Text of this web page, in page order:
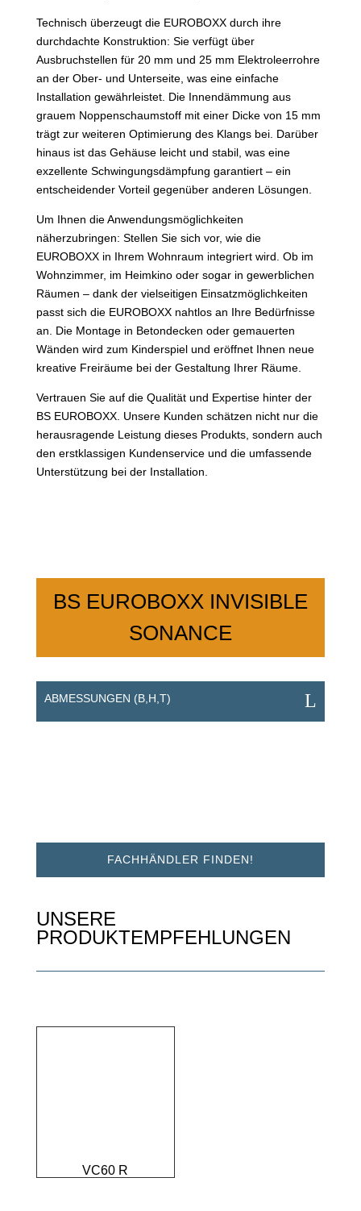
Technisch überzeugt die EUROBOXX durch ihre
durchdachte Konstruktion: Sie verfügt über
Ausbruchstellen für 20 mm und 25 mm Elektroleerrohre
an der Ober- und Unterseite, was eine einfache
Installation gewährleistet. Die Innendämmung aus
grauem Noppenschaumstoff mit einer Dicke von 15 mm
trägt zur weiteren Optimierung des Klangs bei. Darüber
hinaus ist das Gehäuse leicht und stabil, was eine
exzellente Schwingungsdämpfung garantiert – ein
entscheidender Vorteil gegenüber anderen Lösungen.
Um Ihnen die Anwendungsmöglichkeiten
näherzubringen: Stellen Sie sich vor, wie die
EUROBOXX in Ihrem Wohnraum integriert wird. Ob im
Wohnzimmer, im Heimkino oder sogar in gewerblichen
Räumen – dank der vielseitigen Einsatzmöglichkeiten
passt sich die EUROBOXX nahtlos an Ihre Bedürfnisse
an. Die Montage in Betondecken oder gemauerten
Wänden wird zum Kinderspiel und eröffnet Ihnen neue
kreative Freiräume bei der Gestaltung Ihrer Räume.
Vertrauen Sie auf die Qualität und Expertise hinter der
BS EUROBOXX. Unsere Kunden schätzen nicht nur die
herausragende Leistung dieses Produkts, sondern auch
den erstklassigen Kundenservice und die umfassende
Unterstützung bei der Installation.
BS EUROBOXX INVISIBLE
SONANCE
ABMESSUNGEN (B,H,T)
FACHHÄNDLER FINDEN!
UNSERE
PRODUKTEMPFEHLUNGEN
VC60 R